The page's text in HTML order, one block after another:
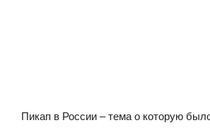
Пикап в России – тема о которую